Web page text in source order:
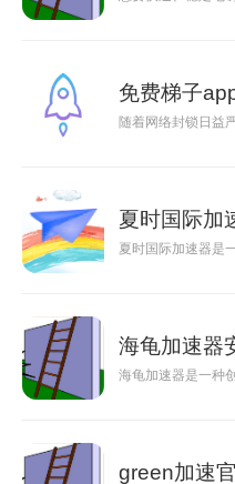
免费梯子
随着网络封锁日益
夏时国际加
夏时国际加速器是
海龟加速器
海龟加速器是一种
green加速